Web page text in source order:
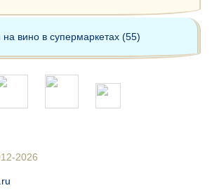
на вино в супермаркетах (55)
2026